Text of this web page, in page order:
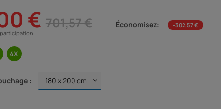
€ 701,57 € Économisez:
-302,57 €
: